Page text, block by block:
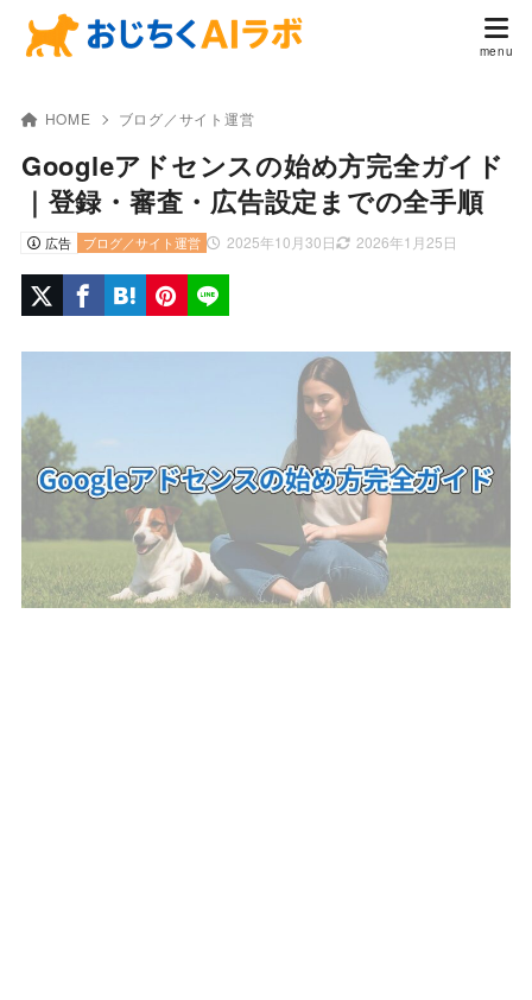
HOME ブログ／サイト運営
Googleアドセンスの始め方完全ガイド
｜登録・審査・広告設定までの全手順
広告 2025年10月30日 2026年1月25日
ブログ／サイト運営